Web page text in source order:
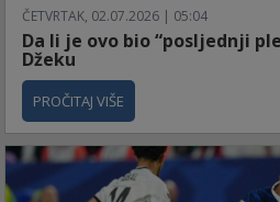
ČETVRTAK, 02.07.2026 | 05:04
Da li je ovo bio “posljednji
Džeku
PROČITAJ VIŠE